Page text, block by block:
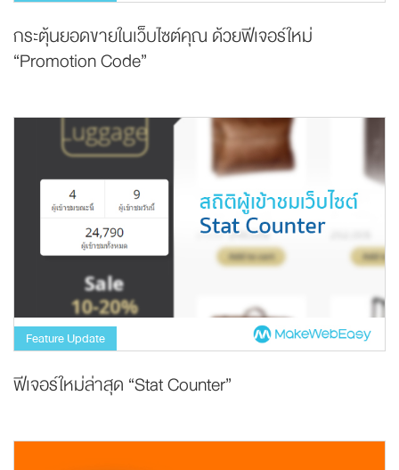
กระตุ้นยอดขายในเว็บไซต์คุณ ด้วยฟีเจอร์ใหม่
“Promotion Code”
Feature Update
ฟีเจอร์ใหม่ล่าสุด “Stat Counter”